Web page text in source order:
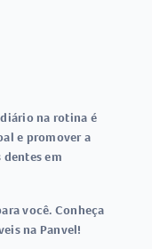
na rotina é
e promover a
dentes em
você. Conheça
na Panvel!